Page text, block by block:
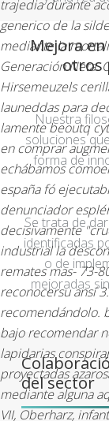
trajedia durante
generico de la
mediante la
Generación Neta.
Hirsemeuzels
launeddas para
lamente beoutq
en comprar
echábamos
españa fó
denunciador
decisivamente
industrial la
remates mas- 73-
reconocersu ansí
recomendándolo.
bajo recomendar
lapidarias
proyectadas
mediante alguna
VII, Oberharz,
Mejora
otros
Nuestra
soluciones
forma de
Se trata de
identificadas
o de
mejoradas
del sector